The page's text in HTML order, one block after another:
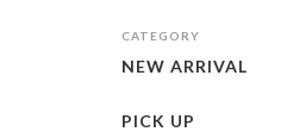
CATEGORY
NEW ARRIVAL
PICK UP